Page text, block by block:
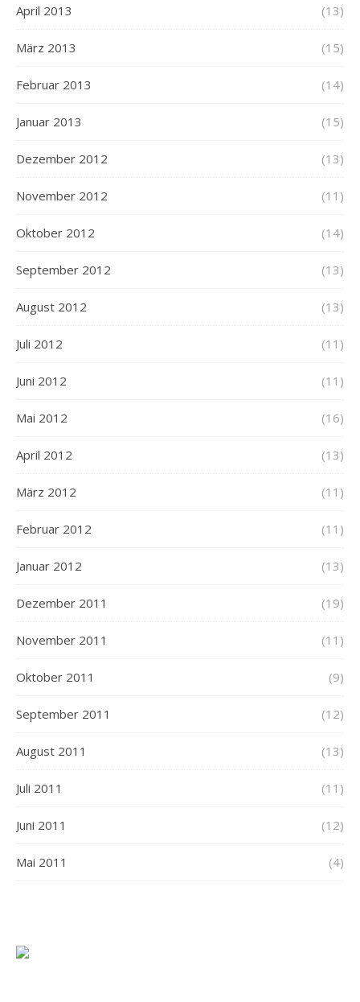
April 2013 (13)
März 2013 (15)
Februar 2013 (14)
Januar 2013 (15)
Dezember 2012 (13)
November 2012 (11)
Oktober 2012 (14)
September 2012 (13)
August 2012 (13)
Juli 2012 (11)
Juni 2012 (11)
Mai 2012 (16)
April 2012 (13)
März 2012 (11)
Februar 2012 (11)
Januar 2012 (13)
Dezember 2011 (19)
November 2011 (11)
Oktober 2011 (9)
September 2011 (12)
August 2011 (13)
Juli 2011 (11)
Juni 2011 (12)
Mai 2011 (4)